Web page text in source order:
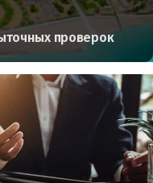
проверок